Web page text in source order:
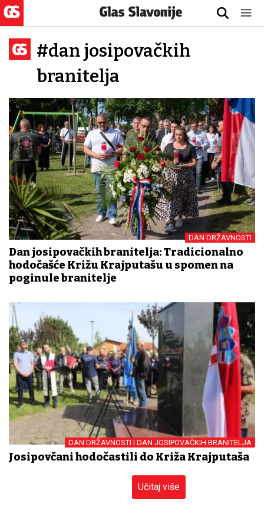
#dan josipovačkih
branitelja
DAN DRŽAVNOSTI
Dan josipovačkih branitelja: Tradicionalno
hodočašće Križu Krajputašu u spomen na
poginule branitelje
DAN DRŽAVNOSTI I DAN JOSIPOVAČKIH BRANITELJA
Josipovčani hodočastili do Križa Krajputaša
Učitaj više